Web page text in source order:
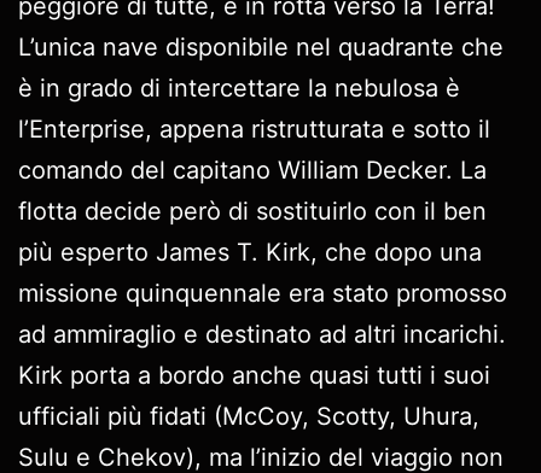
peggiore di tutte, è in rotta verso la Terra!
L’unica nave disponibile nel quadrante che
è in grado di intercettare la nebulosa è
l’Enterprise, appena ristrutturata e sotto il
comando del capitano William Decker. La
flotta decide però di sostituirlo con il ben
più esperto James T. Kirk, che dopo una
missione quinquennale era stato promosso
ad ammiraglio e destinato ad altri incarichi.
Kirk porta a bordo anche quasi tutti i suoi
ufficiali più fidati (McCoy, Scotty, Uhura,
Sulu e Chekov), ma l’inizio del viaggio non